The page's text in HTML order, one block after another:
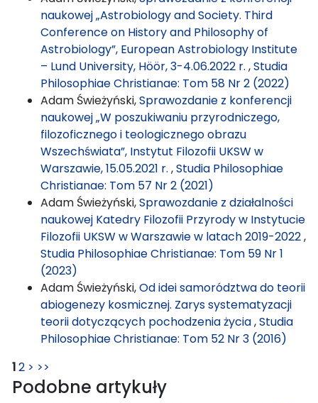
naukowej „Astrobiology and Society. Third
Conference on History and Philosophy of
Astrobiology”, European Astrobiology Institute
– Lund University, Höör, 3-4.06.2022 r. ,Studia
Philosophiae Christianae: Tom 58 Nr 2 (2022)
Adam Świeżyński,Sprawozdanie z konferencji
naukowej „W poszukiwaniu przyrodniczego,
filozoficznego i teologicznego obrazu
Wszechświata”, Instytut Filozofii UKSW w
Warszawie, 15.05.2021 r. ,Studia Philosophiae
Christianae: Tom 57 Nr 2 (2021)
Adam Świeżyński,Sprawozdanie z działalności
naukowej Katedry Filozofii Przyrody w Instytucie
Filozofii UKSW w Warszawie w latach 2019-2022,
Studia Philosophiae Christianae: Tom 59 Nr 1
(2023)
Adam Świeżyński,Od idei samorództwa do teorii
abiogenezy kosmicznej. Zarys systematyzacji
teorii dotyczących pochodzenia życia,Studia
Philosophiae Christianae: Tom 52 Nr 3 (2016)
12 > >>
Podobne artykuły